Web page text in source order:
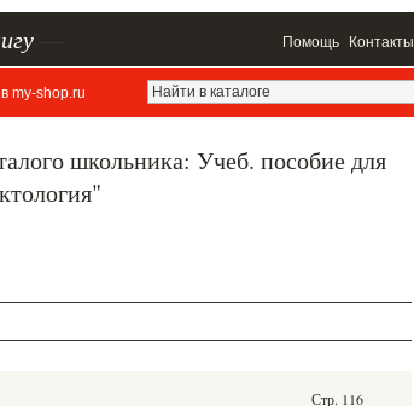
Помощь Контакты
my-shop.ru
школьника: Учеб. пособие для
Стр. 116